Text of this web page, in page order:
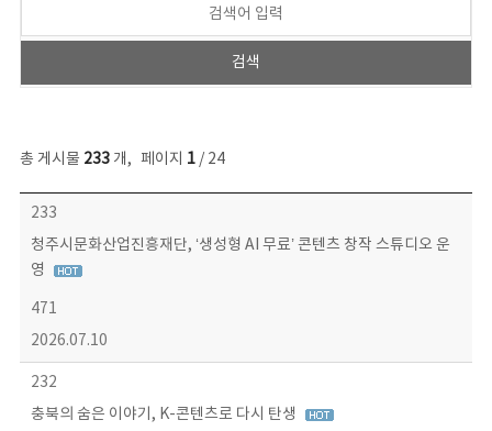
총 게시물 233개, 페이지 1/ 24
보도자료 목록 - 번호, 제목, 작성자, 파일, 조회수, 작성일 정보 제공
233
청주시문화산업진흥재단, ‘생성형 AI 무료’ 콘텐츠 창작 스튜디오 운
영
471
2026.07.10
232
충북의 숨은 이야기, K-콘텐츠로 다시 탄생